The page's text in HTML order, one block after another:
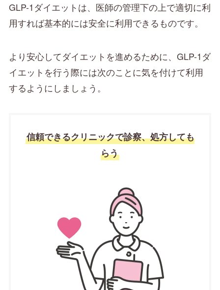
GLP-1ダイエットは、医師の管理下の上で適切に利
用すれば基本的には安全に利用できるものです。
より安心してダイエットを進めるために、GLP-1ダ
イエットを行う際には次のことに気を付けて利用
するようにしましょう。
信頼できるクリニックで診察、処方しても
らう